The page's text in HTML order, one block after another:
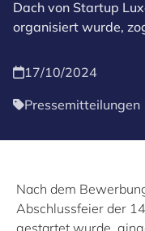
Dach von Startup
organisiert wurde,
17/10/2024
Pressemitteilungen
Nach dem
Abschlussfeier der
gestartet wurde,